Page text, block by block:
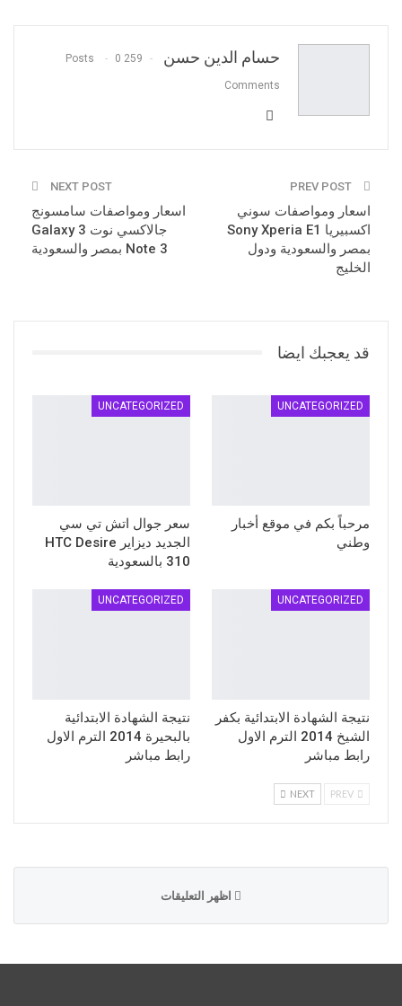
حسام الدين حسن 259 Posts
0
Comments
اسعار ومواصفات سوني
اكسبيريا Sony Xperia E1
بمصر والسعودية ودول
الخليج
NEXT POST
اسعار ومواصفات سامسونج
جالاكسي نوت 3 Galaxy
Note 3 بمصر والسعودية
قد يعجبك ايضا
UNCATEGORIZED
مرحباً بكم في موقع أخبار
وطني
UNCATEGORIZED
سعر جوال اتش تي سي
الجديد ديزاير HTC Desire
310 بالسعودية
UNCATEGORIZED
نتيجة الشهادة الابتدائية بكفر
الشيخ 2014 الترم الاول
رابط مباشر
UNCATEGORIZED
نتيجة الشهادة الابتدائية
بالبحيرة 2014 الترم الاول
رابط مباشر
NEXT
اظهر التعليقات